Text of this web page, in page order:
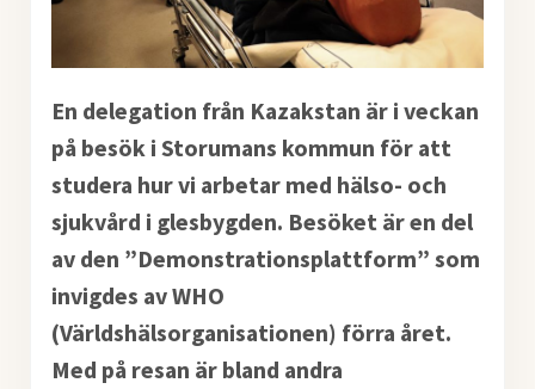
En delegation från Kazakstan är i veckan
på besök i Storumans kommun för att
studera hur vi arbetar med hälso- och
sjukvård i glesbygden. Besöket är en del
av den ”Demonstrationsplattform” som
invigdes av WHO
(Världshälsorganisationen) förra året.
Med på resan är bland andra